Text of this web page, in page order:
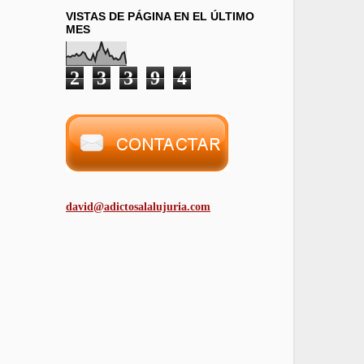
VISTAS DE PÁGINA EN EL ÚLTIMO
MES
2 3 3 9 4
david@adictosalalujuria.com